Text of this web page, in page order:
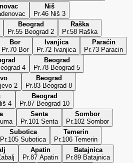
Niš
Pr.46 Niš 3
Beograd
Pr.55 Beograd 2
Raška
Pr.58 Raška
Bor
Pr.70 Bor
Ivanjica
Pr.72 Ivanjica
Paraćin
Pr.73 Paracin
4
Beograd
Pr.78 Beograd 5
2
Beograd
Pr.83 Beograd 8
4
Beograd
Pr.87 Beograd 10
Senta
Pr.101 Senta
Sombor
Pr.102 Sombor
Subotica
Pr.105 Subotica
Temerin
Pr.106 Temerin
Apatin
Pr.87 Apatin
Batajnica
Pr.89 Batajnica